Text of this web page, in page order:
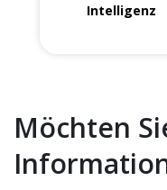
Intelligenz
Möchten